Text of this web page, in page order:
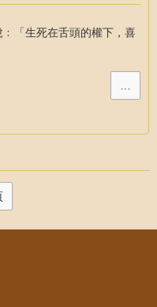
「生死在舌頭的權下，喜
…